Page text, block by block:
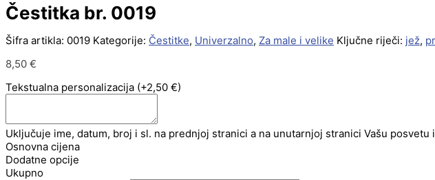
Čestitka br. 0019
Šifra artikla: 0019 Kategorije: Čestitke, Univerzalno, Za male i velike Ključne riječi: jež,
8,50 €
Tekstualna personalizacija (+2,50 €)
Uključuje ime, datum, broj i sl. na prednjoj stranici a na unutarnjoj stranici Vašu
Osnovna cijena
Dodatne opcije
Ukupno